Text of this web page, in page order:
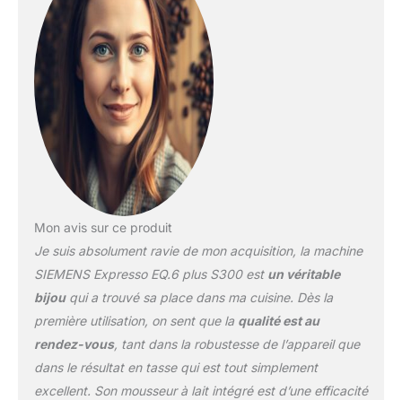
Mon avis sur ce produit
Je suis absolument ravie de mon acquisition, la machine
SIEMENS Expresso EQ.6 plus S300 est un véritable
bijouqui a trouvé sa place dans ma cuisine. Dès la
première utilisation, on sent que la qualité est au
rendez-vous, tant dans la robustesse de l’appareil que
dans le résultat en tasse qui est tout simplement
excellent. Son mousseur à lait intégré est d’une efficacité